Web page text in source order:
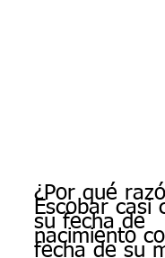
¿Por qué
Escobar casi
su fecha de
nacimiento
fecha de su